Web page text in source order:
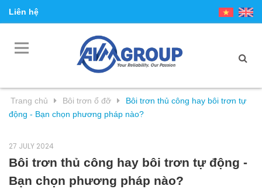
Liên hệ
Trang chủ Bôi trơn ổ đỡ
Bôi trơn thủ công hay bôi trơn tự
động - Bạn chọn phương pháp nào?
27 JULY 2024
Bôi trơn thủ công hay bôi trơn tự động -
Bạn chọn phương pháp nào?